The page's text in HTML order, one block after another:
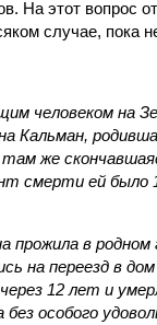
На этот вопрос
случае, пока
человеком на
Кальман,
там же
смерти ей было
прожила в родном
на переезд в
12 лет и
особого